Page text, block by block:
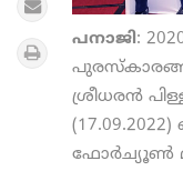
പനാജി:
ശ്രീധരൻ
ഫോർച്യൂൺ